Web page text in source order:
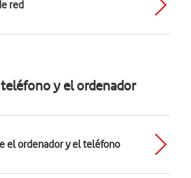
red
y el ordenador
el ordenador y el teléfono